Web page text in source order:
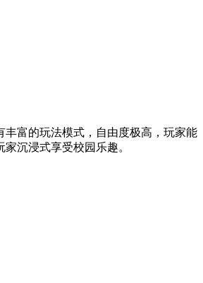
富的玩法模式，自由度极高，玩家能
沉浸式享受校园乐趣。